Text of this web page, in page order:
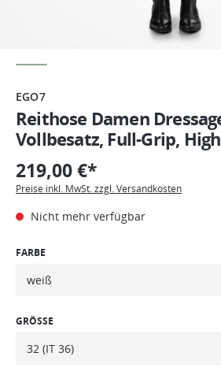
EGO7
Reithose Damen
Vollbesatz, Full-Grip,
219,00 €*
Preise inkl. MwSt. zzgl. Versandkosten
Nicht mehr verfügbar
FARBE
GRÖSSE